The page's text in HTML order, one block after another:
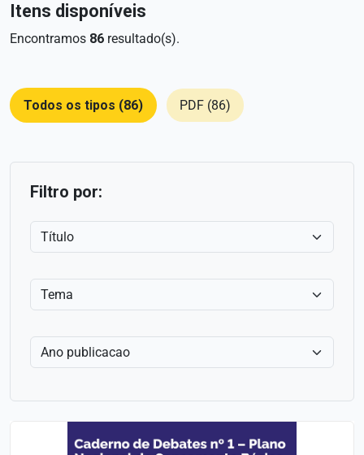
Itens disponíveis
Encontramos 86 resultado(s).
Todos os tipos (86) PDF (86)
Filtro por: